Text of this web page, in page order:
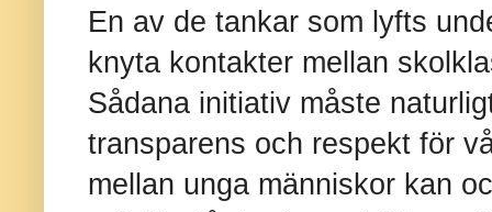
En av de tankar som lyfts
knyta kontakter mellan
Sådana initiativ måste
transparens och respekt för
mellan unga människor kan